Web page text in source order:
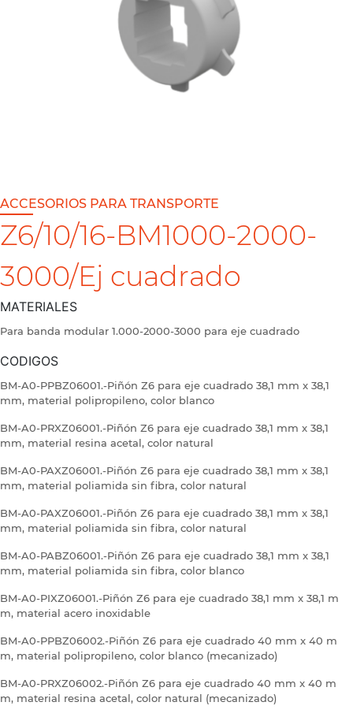
ACCESORIOS PARA TRANSPORTE
Z6/10/16-BM1000-2000-
3000/Ej cuadrado
MATERIALES
Para banda modular 1.000-2000-3000 para eje cuadrado
CODIGOS
BM-A0-PPBZ06001.-Piñón Z6 para eje cuadrado 38,1 mm x 38,1
mm, material polipropileno, color blanco
BM-A0-PRXZ06001.-Piñón Z6 para eje cuadrado 38,1 mm x 38,1
mm, material resina acetal, color natural
BM-A0-PAXZ06001.-Piñón Z6 para eje cuadrado 38,1 mm x 38,1
mm, material poliamida sin fibra, color natural
BM-A0-PAXZ06001.-Piñón Z6 para eje cuadrado 38,1 mm x 38,1
mm, material poliamida sin fibra, color natural
BM-A0-PABZ06001.-Piñón Z6 para eje cuadrado 38,1 mm x 38,1
mm, material poliamida sin fibra, color blanco
BM-A0-PIXZ06001.-Piñón Z6 para eje cuadrado 38,1 mm x 38,1 m
m, material acero inoxidable
BM-A0-PPBZ06002.-Piñón Z6 para eje cuadrado 40 mm x 40 m
m, material polipropileno, color blanco (mecanizado)
BM-A0-PRXZ06002.-Piñón Z6 para eje cuadrado 40 mm x 40 m
m, material resina acetal, color natural (mecanizado)